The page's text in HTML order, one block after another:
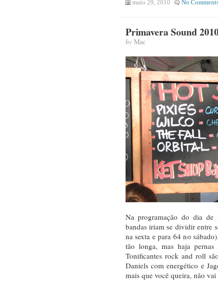
maio 29, 2010 No
Primavera Sound
byMac
Na programação do dia de
bandas iriam se dividir entre
na sexta e para 64 no
tão longa, mas haja
Tonificantes rock and roll
Daniels com energético e
mais que você queira, não